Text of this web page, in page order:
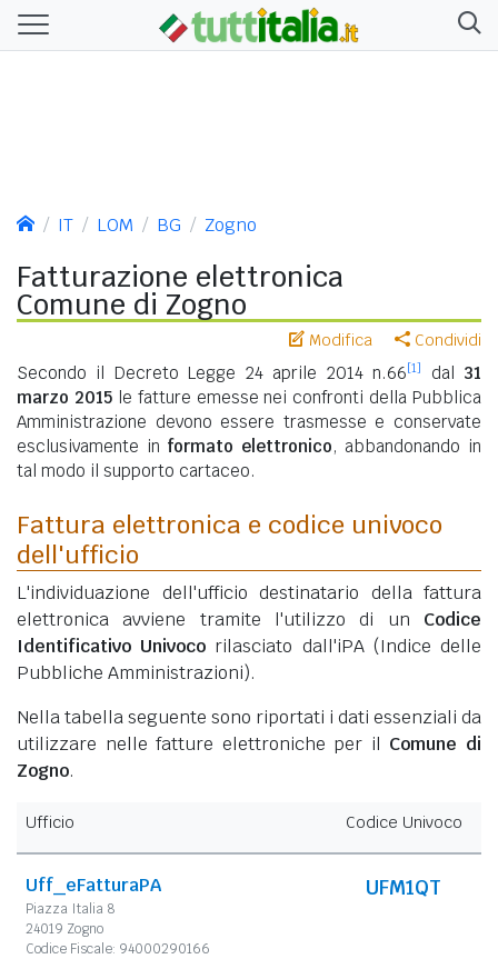
IT LOM BG Zogno
Fatturazione elettronica
Comune di Zogno
Modifica Condividi
Secondo il Decreto Legge 24 aprile 2014 n.66[1] dal 31
marzo 2015le fatture emesse nei confronti della Pubblica
Amministrazione devono essere trasmesse e conservate
esclusivamente in formato elettronico, abbandonando in
tal modo il supporto cartaceo.
Fattura elettronica e codice univoco
dell'ufficio
L'individuazione dell'ufficio destinatario della fattura
elettronica avviene tramite l'utilizzo di un Codice
Identificativo Univoco rilasciato dall'iPA (Indice delle
Pubbliche Amministrazioni).
Nella tabella seguente sono riportati i dati essenziali da
utilizzare nelle fatture elettroniche per il Comune di
Zogno.
Ufficio Codice Univoco
Uff_eFatturaPA
Piazza Italia 8
24019 Zogno
Codice Fiscale: 94000290166
UFM1QT